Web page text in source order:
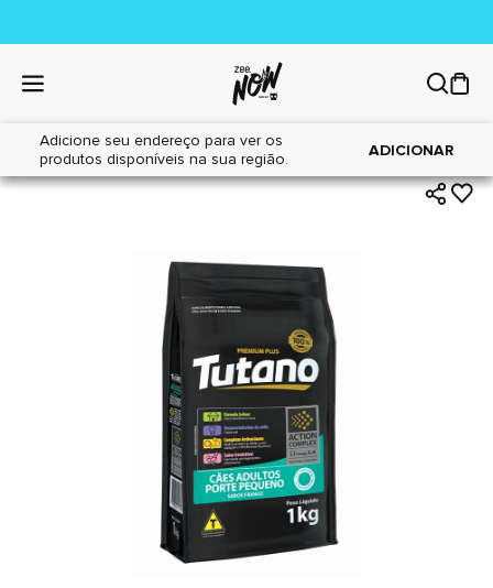
Adicione seu endereço para ver os
produtos disponíveis na sua região.
ADICIONAR
Home|Cães|Alimentos